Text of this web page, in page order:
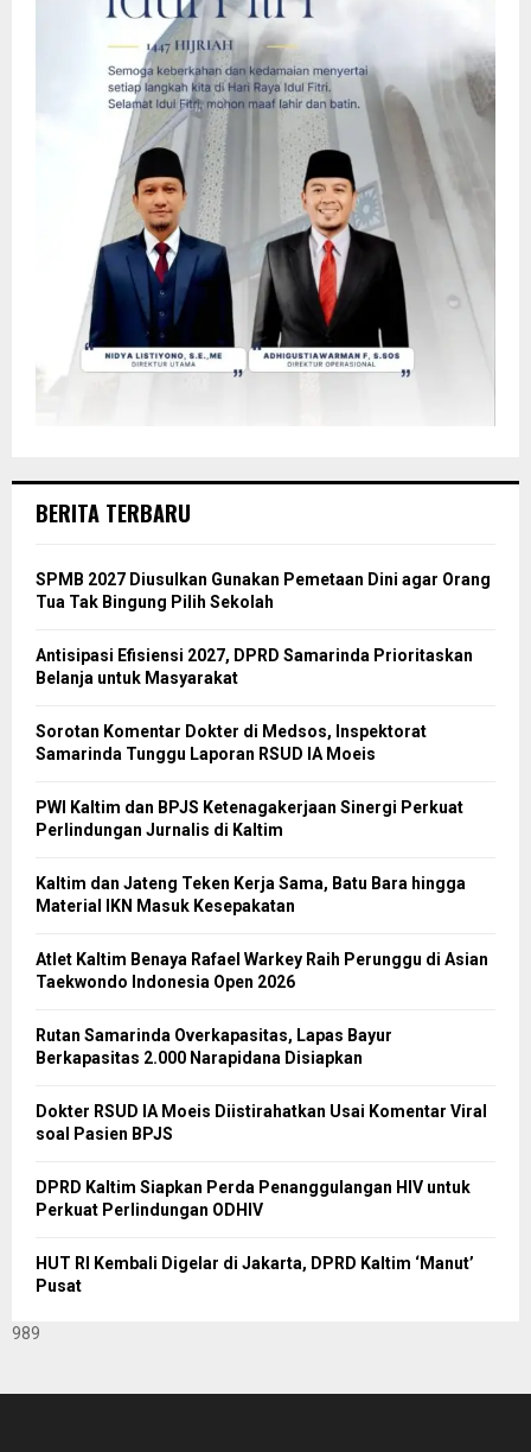
BERITA TERBARU
SPMB 2027 Diusulkan Gunakan Pemetaan Dini agar Orang
Tua Tak Bingung Pilih Sekolah
Antisipasi Efisiensi 2027, DPRD Samarinda Prioritaskan
Belanja untuk Masyarakat
Sorotan Komentar Dokter di Medsos, Inspektorat
Samarinda Tunggu Laporan RSUD IA Moeis
PWI Kaltim dan BPJS Ketenagakerjaan Sinergi Perkuat
Perlindungan Jurnalis di Kaltim
Kaltim dan Jateng Teken Kerja Sama, Batu Bara hingga
Material IKN Masuk Kesepakatan
Atlet Kaltim Benaya Rafael Warkey Raih Perunggu di Asian
Taekwondo Indonesia Open 2026
Rutan Samarinda Overkapasitas, Lapas Bayur
Berkapasitas 2.000 Narapidana Disiapkan
Dokter RSUD IA Moeis Diistirahatkan Usai Komentar Viral
soal Pasien BPJS
DPRD Kaltim Siapkan Perda Penanggulangan HIV untuk
Perkuat Perlindungan ODHIV
HUT RI Kembali Digelar di Jakarta, DPRD Kaltim ‘Manut’
Pusat
989